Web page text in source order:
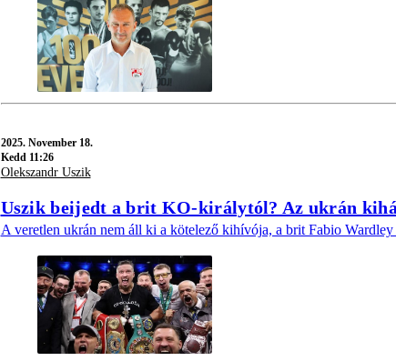
2025. November 18.
Kedd 11:26
Olekszandr Uszik
Uszik beijedt a brit KO-királytól? Az ukrán
A veretlen ukrán nem áll ki a kötelező kihívója, a brit Fabio Wardley